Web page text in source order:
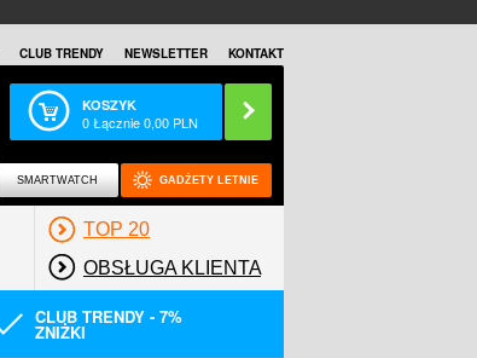
CLUB TRENDY NEWSLETTER KONTAKT
KOSZYK
0Łącznie0,00 PLN
SMARTWATCH GADŻETY LETNIE
TOP 20
OBSŁUGA KLIENTA
CLUB TRENDY - 7%
ZNIŻKI